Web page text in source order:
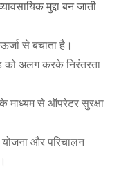
मुद्दा बन जाती
से बचाता है।
को अलग करके निरंतरता
माध्यम से ऑपरेटर सुरक्षा
और परिचालन